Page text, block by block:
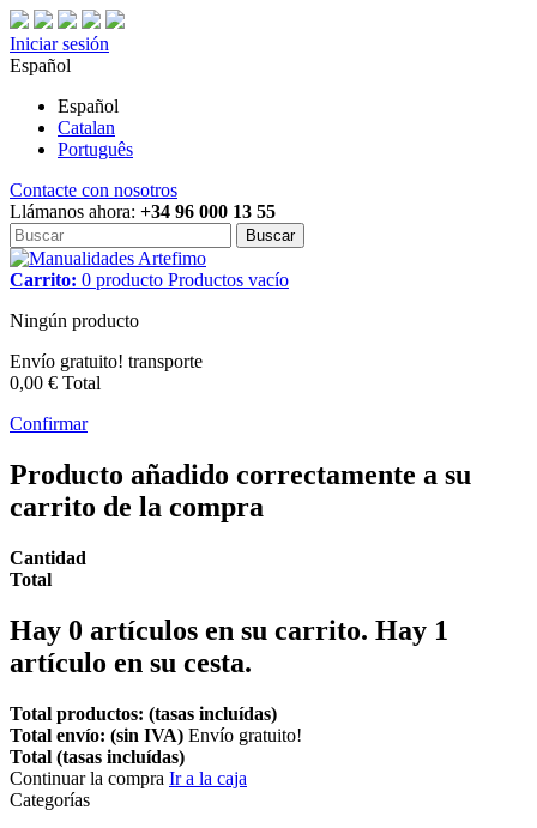
Iniciar sesión
Español
Español
Catalan
Português
Contacte con nosotros
Llámanos ahora: +34 96 000 13 55
Buscar
Carrito: 0 producto Productos vacío
Ningún producto
Envío gratuito! transporte
0,00 € Total
Confirmar
Producto añadido correctamente a su
carrito de la compra
Cantidad
Total
Hay 0 artículos en su carrito. Hay 1
artículo en su cesta.
Total productos: (tasas incluídas)
Total envío: (sin IVA) Envío gratuito!
Total (tasas incluídas)
Continuar la compra Ir a la caja
Categorías